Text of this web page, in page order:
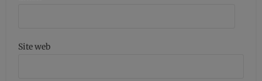
Site web